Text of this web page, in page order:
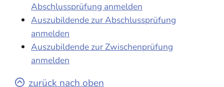
Abschlussprüfung anmelden
Auszubildende zur Abschlussprüfung
anmelden
Auszubildende zur Zwischenprüfung
anmelden
zurück nach oben